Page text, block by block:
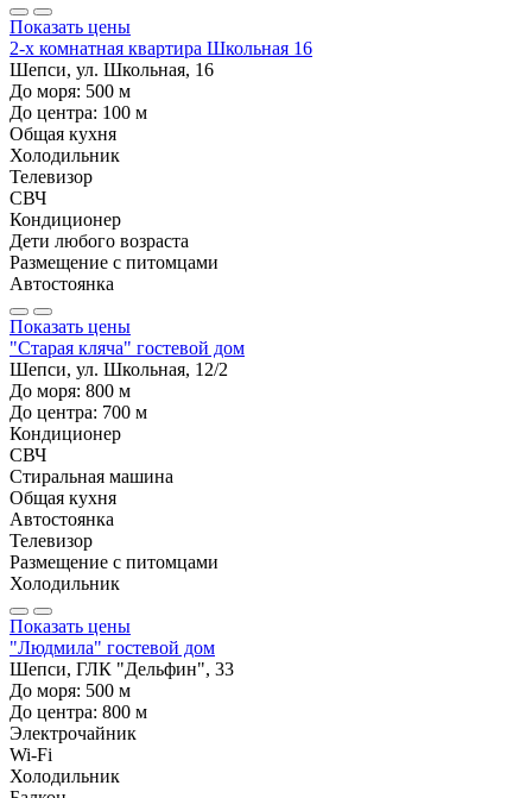
Показать цены
2-х комнатная квартира Школьная 16
Шепси, ул. Школьная, 16
До моря: 500 м
До центра: 100 м
Общая кухня
Холодильник
Телевизор
СВЧ
Кондиционер
Дети любого возраста
Размещение с питомцами
Автостоянка
Показать цены
"Старая кляча" гостевой дом
Шепси, ул. Школьная, 12/2
До моря: 800 м
До центра: 700 м
Кондиционер
СВЧ
Стиральная машина
Общая кухня
Автостоянка
Телевизор
Размещение с питомцами
Холодильник
Показать цены
"Людмила" гостевой дом
Шепси, ГЛК "Дельфин", 33
До моря: 500 м
До центра: 800 м
Электрочайник
Wi-Fi
Холодильник